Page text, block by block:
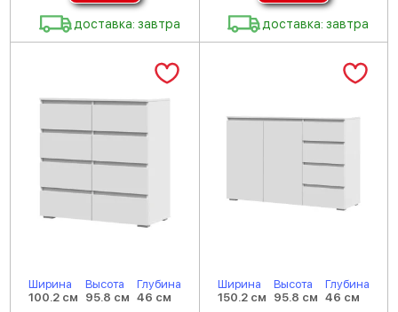
доставка: завтра доставка: завтра
Ширина
100.2 см
Высота
95.8 см
Глубина
46 см
Ширина
150.2 см
Высота
95.8 см
Глубина
46 см